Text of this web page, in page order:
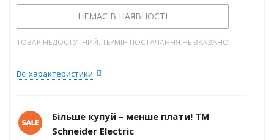
НЕМАЄ В НАЯВНОСТІ
ТОВАР НЕДОСТУПНИЙ. ТЕРМІН ПОСТАЧАННЯ НЕ ВКАЗАНО
Всі характеристики
Більше купуй – менше плати! ТМ
Schneider Electric